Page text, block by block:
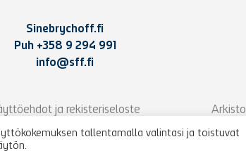
Sinebrychoff.fi
Puh +358 9 294 991
info@sff.fi
ja rekisteriseloste Arkisto
tallentamalla valintasi ja toistuvat